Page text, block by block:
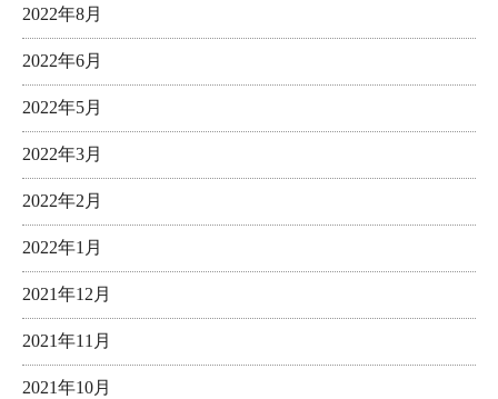
2022年8月
2022年6月
2022年5月
2022年3月
2022年2月
2022年1月
2021年12月
2021年11月
2021年10月